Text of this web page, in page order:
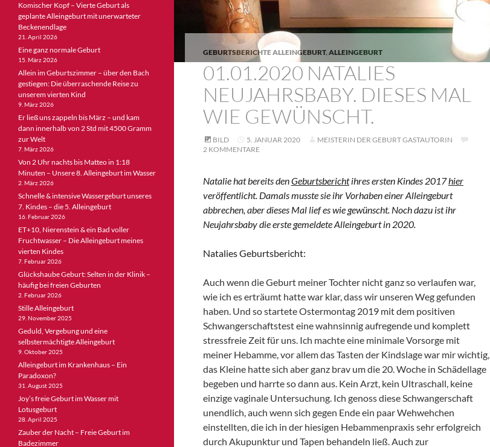
GEBURTSBERICHTE ALLEINGEBURT,ALLEINGEBURT
01.01.2020 NATALIES
NEUJAHRSBABY. DIESES MAL
WIE GEWÜNSCHT.
BILD 5. JANUAR 2020
MEISTERIN DER GEBURT GASTAUTORIN
2 KOMMENTARE
Natalie hat bereits denGeburtsberichtihres ersten Kindes 2017hier
veröffentlicht. Damals musste sie ihr Vorhaben einer Alleingeburt
abbrechen, aber dieses Mal lief es wie gewünscht. Noch dazu ist ihr
Neujahrsbaby die erste gemeldete Alleingeburt in 2020.
Natalies Geburtsbericht:
Auch wenn die Geburt meiner Tochter nicht ganz so verlaufen war,
wie ich es erträumt hatte war klar, dass wir unseren Weg gefunden
haben. Und so startete Ostermontag 2019 mit dem positiven
Schwangerschaftstest eine wahnsinnig aufregende und komplett
stressfreie Zeit für uns. Ich machte eine minimale Vorsorge mit
meiner Hebamme, vor allem das Tasten der Kindslage war mir wichtig,
das Kleine hatte sich aber ganz brav um die 20. Woche in Schädellage
begeben und harrte so dann aus. Kein Arzt, kein Ultraschall, keine
einzige vaginale Untersuchung. Ich genoss diese Schwangerschaft
unendlich, auch wenn sich gegen Ende ein paar Wehwehchen
einstellten, die ich in der hiesigen Hebammenpraxis sehr erfolgreich
durch Akupunktur und Tapen behandeln ließ. Auch zur
Komischer Kopf – Vierte Geburt als
geplante Alleingeburt mit unerwarteter
Beckenendlage
21. April 2026
Eine ganz normale Geburt
15. März 2026
Allein im Geburtszimmer – über den Bach
gestiegen: Die überraschende Reise zu
unserem vierten Kind
9. März 2026
Er ließ uns zappeln bis März – und kam
dann innerhalb von 2 Std mit 4500 Gramm
zur Welt
7. März 2026
Von 2 Uhr nachts bis Matteo in 1:18
Minuten – Unsere 8. Alleingeburt im Wasser
2. März 2026
Schnelle & intensive Wassergeburt unseres
7. Kindes – die 5. Alleingeburt
16. Februar 2026
ET+10, Nierenstein & ein Bad voller
Fruchtwasser – Die Alleingeburt meines
vierten Kindes
7. Februar 2026
Glückshaube Geburt: Selten in der Klinik –
häufig bei freien Geburten
2. Februar 2026
Stille Alleingeburt
29. November 2025
Geduld, Vergebung und eine
selbstermächtigte Alleingeburt
9. Oktober 2025
Alleingeburt im Krankenhaus – Ein
Paradoxon?
31. August 2025
Joy’s freie Geburt im Wasser mit
Lotusgeburt
28. April 2025
Zauber der Nacht – Freie Geburt im
Badezimmer